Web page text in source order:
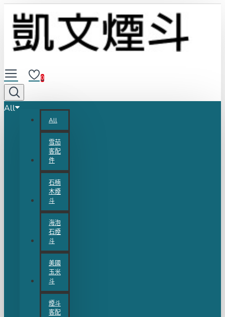
0
All
All
雪茄
客配
件
石楠
木煙
斗
海泡
石煙
斗
美國
玉米
斗
煙斗
客配